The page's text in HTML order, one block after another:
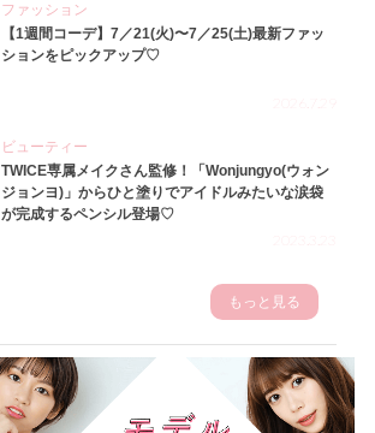
ファッション
【1週間コーデ】7／21(火)〜7／25(土)最新ファッ
ションをピックアップ♡
ビューティー
TWICE専属メイクさん監修！「Wonjungyo(ウォン
ジョンヨ)」からひと塗りでアイドルみたいな涙袋
が完成するペンシル登場♡
もっと見る